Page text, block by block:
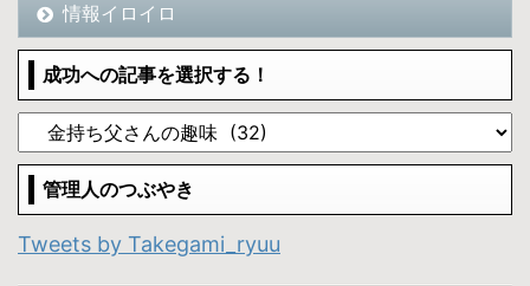
情報イロイロ
成功への記事を選択する！
管理人のつぶやき
Tweets by Takegami_ryuu